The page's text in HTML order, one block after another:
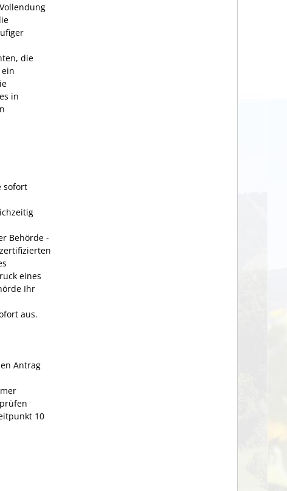
die
in
sofort
Behörde -
eines
Ihr
aus.
Antrag
10